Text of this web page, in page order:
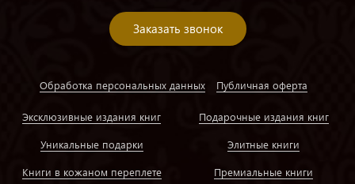
Заказать звонок
Обработка персональных данных Публичная оферта
Эксклюзивные издания книг
Уникальные подарки
Книги в кожаном переплете
Подарочные издания книг
Элитные книги
Премиальные книги